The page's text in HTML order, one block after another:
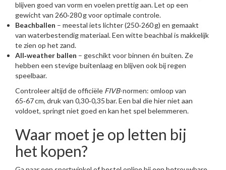
blijven goed van vorm en voelen prettig aan. Let op een
gewicht van 260‑280 g voor optimale controle.
Beachballen – meestal iets lichter (250‑260 g) en gemaakt
van waterbestendig materiaal. Een witte beachbal is makkelijk
te zien op het zand.
All‑weather ballen – geschikt voor binnen én buiten. Ze
hebben een stevige buitenlaag en blijven ook bij regen
speelbaar.
Controleer altijd de officiële FIVB-normen: omloop van
65‑67 cm, druk van 0,30‑0,35 bar. Een bal die hier niet aan
voldoet, springt niet goed en kan het spel belemmeren.
Waar moet je op letten bij
het kopen?